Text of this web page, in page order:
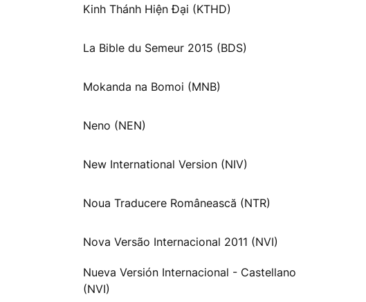
Kinh Thánh Hiện Đại (KTHD)
La Bible du Semeur 2015 (BDS)
Mokanda na Bomoi (MNB)
Neno (NEN)
New International Version (NIV)
Noua Traducere Românească (NTR)
Nova Versão Internacional 2011 (NVI)
Nueva Versión Internacional - Castellano
(NVI)